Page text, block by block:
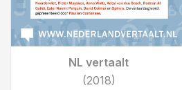
NL vertaalt
(2018)